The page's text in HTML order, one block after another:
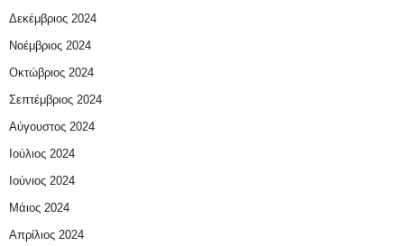
Δεκέμβριος 2024
Νοέμβριος 2024
Οκτώβριος 2024
Σεπτέμβριος 2024
Αύγουστος 2024
Ιούλιος 2024
Ιούνιος 2024
Μάιος 2024
Απρίλιος 2024